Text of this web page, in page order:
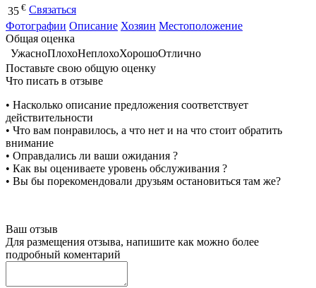
35 € Связаться
Фотографии Описание Хозяин Местоположение
Общая оценка
УжасноПлохоНеплохоХорошоОтлично
Поставьте свою общую оценку
Что писать в отзыве
• Насколько описание предложения соответствует
действительности
• Что вам понравилось, а что нет и на что стоит обратить
внимание
• Оправдались ли ваши ожидания ?
• Как вы оцениваете уровень обслуживания ?
• Вы бы порекомендовали друзьям остановиться там же?
Ваш отзыв
Для размещения отзыва, напишите как можно более
подробный коментарий